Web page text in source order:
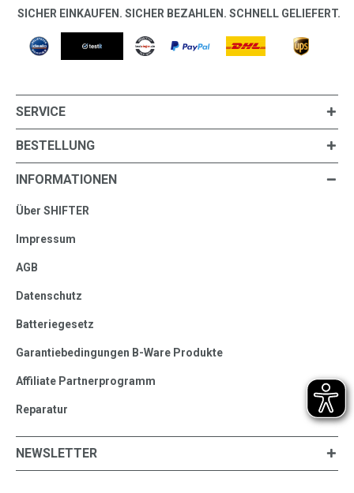
SICHER EINKAUFEN. SICHER BEZAHLEN. SCHNELL GELIEFERT.
SERVICE
BESTELLUNG
INFORMATIONEN
Über SHIFTER
Impressum
AGB
Datenschutz
Batteriegesetz
Garantiebedingungen B-Ware Produkte
Affiliate Partnerprogramm
Reparatur
NEWSLETTER